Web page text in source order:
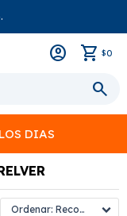
$0
DIAS
Recomendados